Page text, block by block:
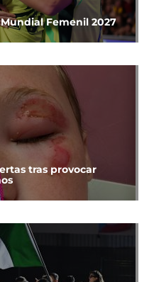
Femenil 2027
tras provocar